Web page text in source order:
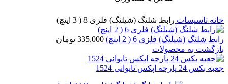
خانه تاسیسات رابط شلنگ (شیلنگ) فلزی 8 ( 3 اینچ)
رابط شلنگ (شیلنگ) فلزی 6 ( 2 اینچ) 335,000 تومان
بازگشت به محصولات
جعبه بکس 24 پارچه اپکس تایوانی 1524